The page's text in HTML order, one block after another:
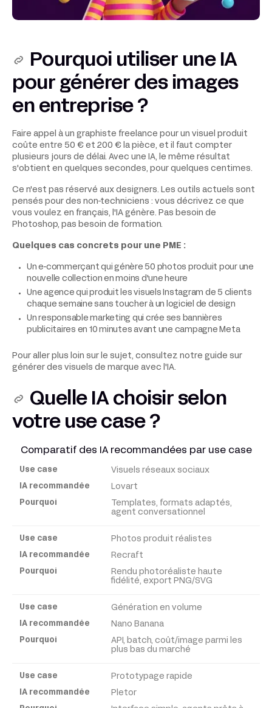
Pourquoi utiliser une IA
pour générer des images
en entreprise ?
Faire appel à un graphiste freelance pour un visuel produit
coûte entre 50 € et 200 € la pièce, et il faut compter
plusieurs jours de délai. Avec une IA, le même résultat
s'obtient en quelques secondes, pour quelques centimes.
Ce n'est pas réservé aux designers. Les outils actuels sont
pensés pour des non-techniciens : vous décrivez ce que
vous voulez en français, l'IA génère. Pas besoin de
Photoshop, pas besoin de formation.
Quelques cas concrets pour une PME :
Un e-commerçant qui génère 50 photos produit pour une
nouvelle collection en moins d'une heure
Une agence qui produit les visuels Instagram de 5 clients
chaque semaine sans toucher à un logiciel de design
Un responsable marketing qui crée ses bannières
publicitaires en 10 minutes avant une campagne Meta
Pour aller plus loin sur le sujet, consultez notre guide sur
générer des visuels de marque avec l'IA.
Quelle IA choisir selon
votre use case ?
Comparatif des IA recommandées par use case
Use
case
recommandée
Pourquoi
Visuels réseaux sociaux
Lovart
Templates, formats adaptés,
agent conversationnel
Photos produit réalistes
Recraft
Rendu photoréaliste haute
fidélité, export PNG/SVG
Génération en volume
Nano Banana
API, batch, coût/image parmi les
plus bas du marché
Prototypage rapide
Pletor